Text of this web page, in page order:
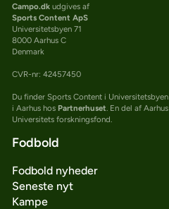
Campo.dkudgives af
Sports Content ApS
Universitetsbyen 71
8000 Aarhus C
Denmark
CVR-nr: 42457450
Du finder Sports Content i Universitetsbyen
i Aarhus hos Partnerhuset. En del af Aarhus
Universitets forskningsfond.
Fodbold
Fodbold nyheder
Seneste nyt
Kampe